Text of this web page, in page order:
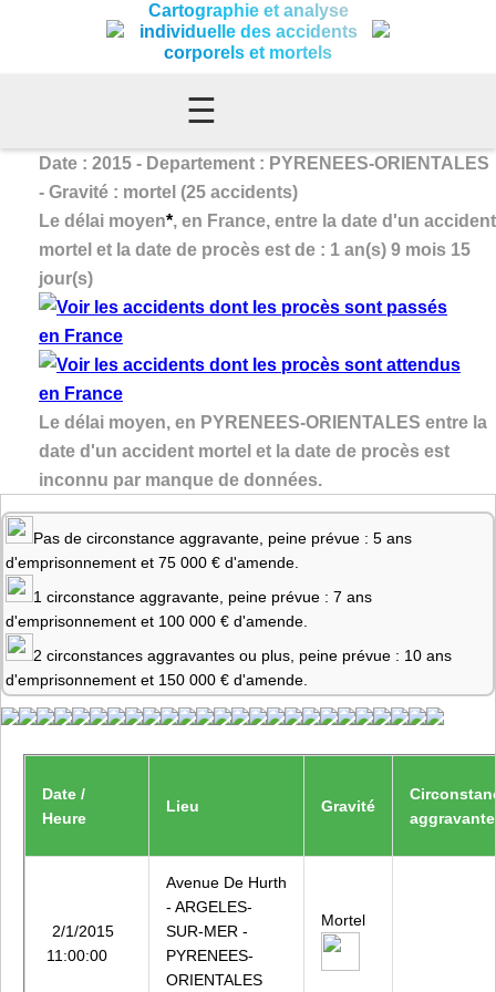
Cartographie et analyse
individuelle des accidents
corporels et mortels
☰
Date : 2015 - Departement : PYRENEES-ORIENTALES
- Gravité : mortel (25 accidents)
Le délai moyen*, en France, entre la date d'un accident
mortel et la date de procès est de : 1 an(s) 9 mois 15
jour(s)
Le délai moyen, en PYRENEES-ORIENTALES entre la
date d'un accident mortel et la date de procès est
inconnu par manque de données.
Pas de circonstance aggravante, peine prévue : 5 ans
d'emprisonnement et 75 000 € d'amende.
1 circonstance aggravante, peine prévue : 7 ans
d'emprisonnement et 100 000 € d'amende.
2 circonstances aggravantes ou plus, peine prévue : 10 ans
d'emprisonnement et 150 000 € d'amende.
Date /
Heure
Lieu Gravité
2/1/2015
11:00:00
Avenue De Hurth
- ARGELES-
SUR-MER -
PYRENEES-
ORIENTALES
Mortel